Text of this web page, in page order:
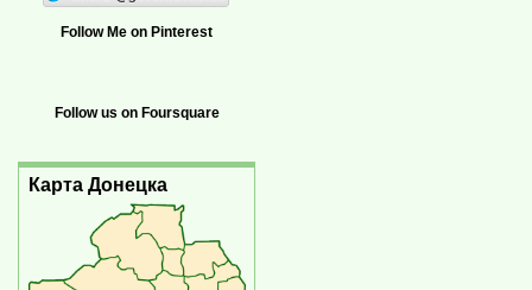
Follow Me on Pinterest
Follow us on Foursquare
Карта Донецка